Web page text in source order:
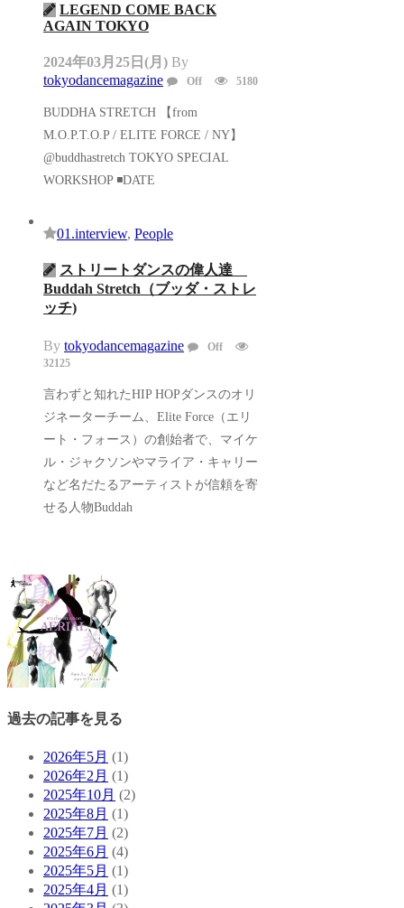
LEGEND COME BACK
AGAIN TOKYO
2024年03月25日(月) By
tokyodancemagazine
Off 5180
BUDDHA STRETCH 【from
M.O.P.T.O.P / ELITE FORCE / NY】
@buddhastretch TOKYO SPECIAL
WORKSHOP ◾️DATE
01.interview, People
ストリートダンスの偉人達
Buddah Stretch（ブッダ・ストレ
ッチ)
By tokyodancemagazine
Off
32125
言わずと知れたHIP HOPダンスのオリ
ジネーターチーム、Elite Force（エリ
ート・フォース）の創始者で、マイケ
ル・ジャクソンやマライア・キャリー
など名だたるアーティストが信頼を寄
せる人物Buddah
過去の記事を見る
2026年5月 (1)
2026年2月 (1)
2025年10月 (2)
2025年8月 (1)
2025年7月 (2)
2025年6月 (4)
2025年5月 (1)
2025年4月 (1)